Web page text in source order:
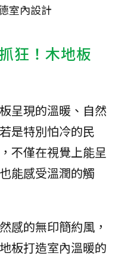
室內設計
狂！木地板
呈現的溫暖、自然
是特別怕冷的民
不僅在視覺上能呈
能感受溫潤的觸
感的無印簡約風，
板打造室內溫暖的